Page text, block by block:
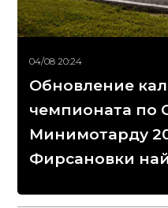
04/08 20:24
Обновление
чемпионата по
Минимотарду
Фирсановки